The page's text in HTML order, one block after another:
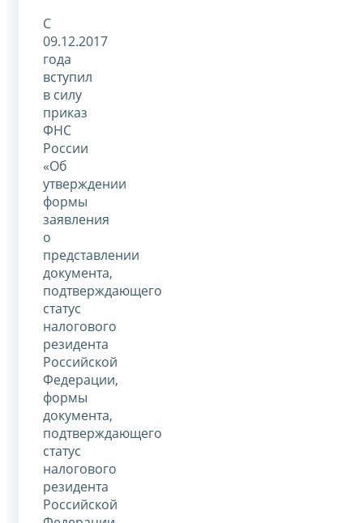
С
09.12.2017
года
вступил
в силу
приказ
ФНС
России
«Об
утверждении
формы
заявления
о
представлении
документа,
подтверждающего
статус
налогового
резидента
Российской
Федерации,
формы
документа,
подтверждающего
статус
налогового
резидента
Российской